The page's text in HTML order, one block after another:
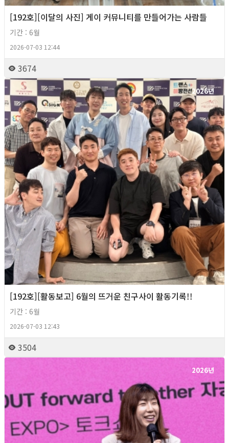
[192호][이달의 사진] 게이 커뮤니티를 만들어가는 사람들
기간 : 6월
2026-07-03 12:44
3674
2026년
[192호][활동보고] 6월의 뜨거운 친구사이 활동기록!!
기간 : 6월
2026-07-03 12:43
3504
2026년